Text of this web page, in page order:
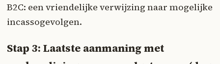
B2C: een vriendelijke verwijzing naar mogelijke
incassogevolgen.
Stap 3: Laatste aanmaning met